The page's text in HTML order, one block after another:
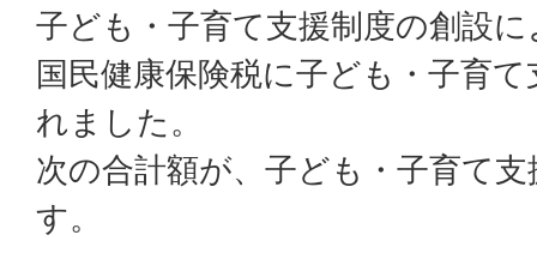
子ども・子育て支援制度の創設
国民健康保険税に子ども・子育
れました。
次の合計額が、子ども・子育て
す。